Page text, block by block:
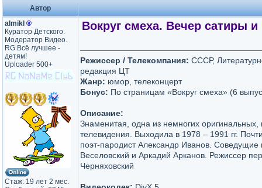
Автор
almikl ®
Куратор Детского.
Модератор Видео.
RG Всё лучшее -
детям!
Uploader 500+
Стаж: 19 лет 2 мес.
Вокруг смеха. Вечер сатиры
Режиссер / Телекомпания: СССР,
редакция ЦТ
Жанр: юмор, телеконцерт
Бонус: По страницам «Вокруг смеха» (6
Описание:
Знаменитая, одна из немногих оригинальных,
телевидения. Выходила в 1978 – 1991 гг.
поэт-пародист Александр Иванов. Соведущие
Веселовский и Аркадий Арканов. Режиссер
Черняховский